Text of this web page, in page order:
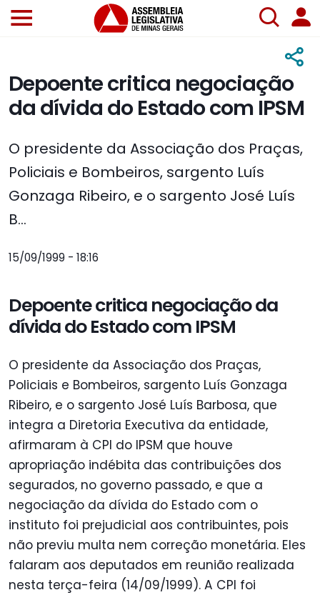
Depoente critica negociação
da dívida do Estado com IPSM
O presidente da Associação dos Praças,
Policiais e Bombeiros, sargento Luís
Gonzaga Ribeiro, e o sargento José Luís
B...
15/09/1999 - 18:16
Depoente critica negociação da
dívida do Estado com IPSM
O presidente da Associação dos Praças,
Policiais e Bombeiros, sargento Luís Gonzaga
Ribeiro, e o sargento José Luís Barbosa, que
integra a Diretoria Executiva da entidade,
afirmaram à CPI do IPSM que houve
apropriação indébita das contribuições dos
segurados, no governo passado, e que a
negociação da dívida do Estado com o
instituto foi prejudicial aos contribuintes, pois
não previu multa nem correção monetária. Eles
falaram aos deputados em reunião realizada
nesta terça-feira (14/09/1999). A CPI foi